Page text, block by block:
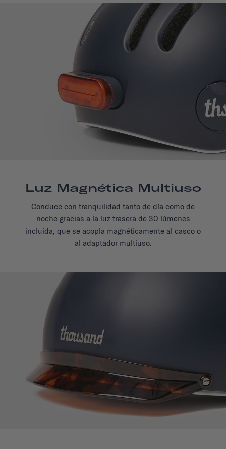
Luz Magnética Multiuso
Conduce con tranquilidad tanto de día como de
noche gracias a la luz trasera de 30 lúmenes
incluida, que se acopla magnéticamente al casco o
al adaptador multiuso.